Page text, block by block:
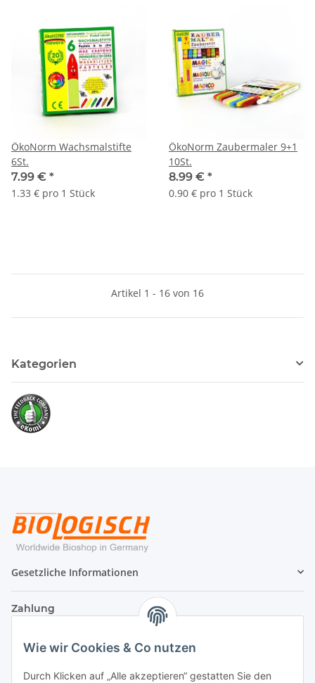
Wie wir Cookies & Co nutzen
Durch Klicken auf „Alle akzeptieren“ gestatten Sie den
ÖkoNorm Wachsmalstifte
6St.
7.99 € *
1.33 € pro 1 Stück
ÖkoNorm Zaubermaler 9+1
10St.
8.99 € *
0.90 € pro 1 Stück
Artikel 1 - 16 von 16
Kategorien
Gesetzliche Informationen
Zahlung